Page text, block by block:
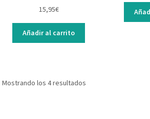
15,95€
Añadir al carrito
Mostrando los 4 resultados